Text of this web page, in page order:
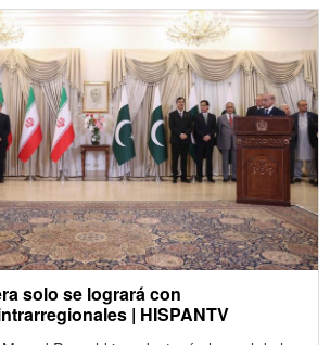
solo se logrará con
| HISPANTV